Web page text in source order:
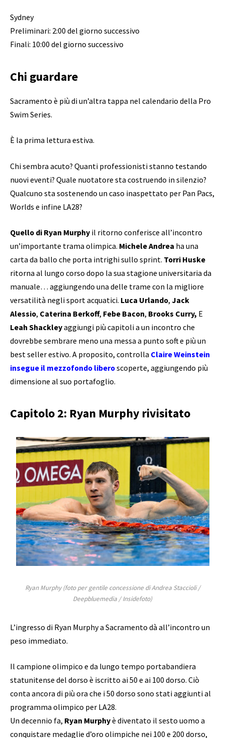
Sydney
Preliminari: 2:00 del giorno successivo
Finali: 10:00 del giorno successivo
Chi guardare
Sacramento è più di un’altra tappa nel calendario della Pro
Swim Series.
È la prima lettura estiva.
Chi sembra acuto? Quanti professionisti stanno testando
nuovi eventi? Quale nuotatore sta costruendo in silenzio?
Qualcuno sta sostenendo un caso inaspettato per Pan Pacs,
Worlds e infine LA28?
Quello di Ryan Murphy il ritorno conferisce all’incontro
un’importante trama olimpica. Michele Andrea ha una
carta da ballo che porta intrighi sullo sprint. Torri Huske
ritorna al lungo corso dopo la sua stagione universitaria da
manuale… aggiungendo una delle trame con la migliore
versatilità negli sport acquatici. Luca Urlando, Jack
Alessio, Caterina Berkoff, Febe Bacon, Brooks Curry, E
Leah Shackleyaggiungi più capitoli a un incontro che
dovrebbe sembrare meno una messa a punto soft e più un
best seller estivo. A proposito, controlla Claire Weinstein
insegue il mezzofondo liberoscoperte, aggiungendo più
dimensione al suo portafoglio.
Capitolo 2: Ryan Murphy rivisitato
Ryan Murphy (foto per gentile concessione di Andrea Staccioli /
Deepbluemedia / Insidefoto)
L’ingresso di Ryan Murphy a Sacramento dà all’incontro un
peso immediato.
Il campione olimpico e da lungo tempo portabandiera
statunitense del dorso è iscritto ai 50 e ai 100 dorso. Ciò
conta ancora di più ora che i 50 dorso sono stati aggiunti al
programma olimpico per LA28.
Un decennio fa, Ryan Murphyè diventato il sesto uomo a
conquistare medaglie d’oro olimpiche nei 100 e 200 dorso,